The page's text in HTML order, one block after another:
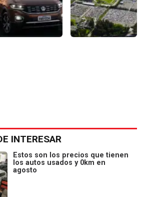
INTERESAR
Estos son los precios que tienen
los autos usados y 0km en
agosto